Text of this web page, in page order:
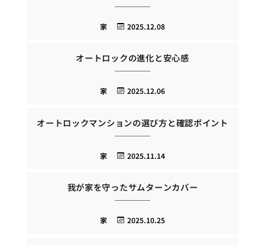
2025.12.08
家
オートロックの進化と安心感
2025.12.06
家
オートロックマンションの選び方と確認ポイント
2025.11.14
家
我が家を守ったサムターンカバー
2025.10.25
家